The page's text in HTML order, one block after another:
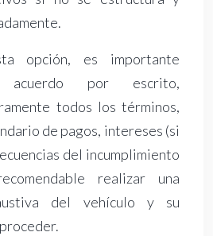
opción, es importante
por escrito,
todos los términos,
de pagos, intereses (si
del incumplimiento
realizar una
del vehículo y su